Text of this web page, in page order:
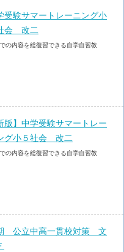
受験サマートレーニング小
会 改二
の内容を総復習できる自学自習教
版】中学受験サマートレー
グ小５社会 改二
の内容を総復習できる自学自習教
公立中高一貫校対策 文